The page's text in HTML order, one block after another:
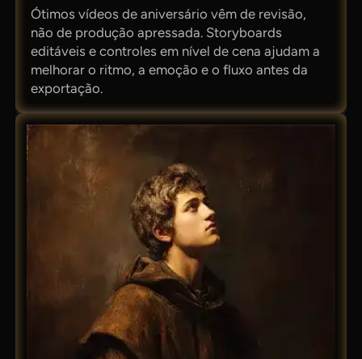
Ótimos vídeos de aniversário vêm de revisão,
não de produção apressada. Storyboards
editáveis ​​e controles em nível de cena ajudam a
melhorar o ritmo, a emoção e o fluxo antes da
exportação.